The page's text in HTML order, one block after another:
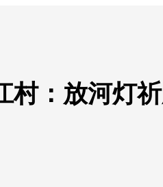
村：放河灯